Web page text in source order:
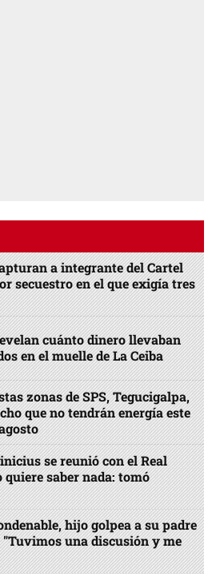
a integrante del Cartel
secuestro en el que exigía tres
cuánto dinero llevaban
en el muelle de La Ceiba
zonas de SPS, Tegucigalpa,
que no tendrán energía este
se reunió con el Real
saber nada: tomó
hijo golpea a su padre
"Tuvimos una discusión y me